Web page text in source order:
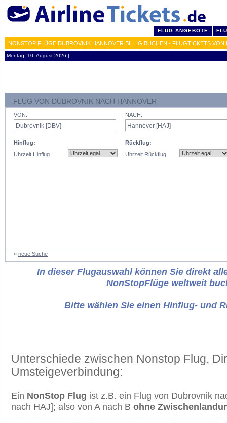
FLUG ANGEBOTE
NONSTOP FLÜGE DUBROVNIK HANNOVER BILLIG BUCHEN - FLUGTICKETS VON
Montag, 10. August 2026 ¦
FLUG VON DUBROVNIK NACH HANNOVER
VON:
Hinflug:
Uhrzeit Hinflug
NACH:
Rückflug:
Uhrzeit Rückflug
» neue Suche
In dieser Flugauswahl können Sie direkt
NonStopFlüge weltweit
Bitte wählen Sie einen Hinflug- und
Unterschiede zwischen Nonstop Flug,
Umsteigeverbindung:
Ein NonStop Flug ist z.B. ein Flug von Dubrovnik
nach HAJ]; also von A nach B ohne